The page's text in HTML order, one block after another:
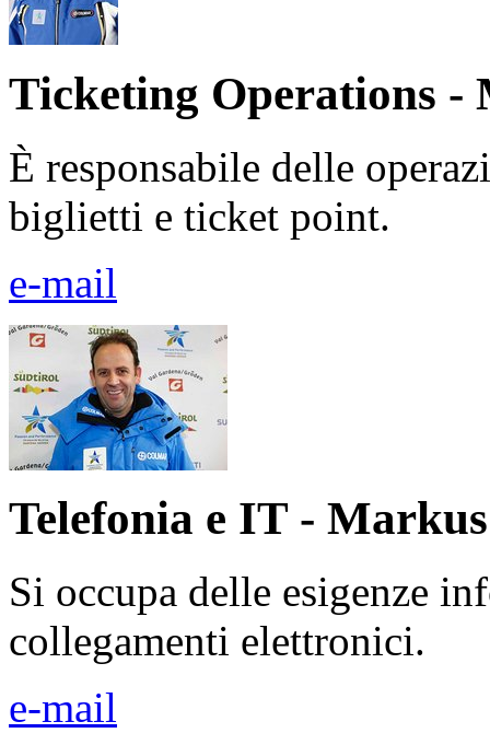
Ticketing Operations -
È responsabile delle
biglietti e ticket point.
e-mail
Telefonia e IT -
Si occupa delle esigenze
collegamenti elettronici.
e-mail